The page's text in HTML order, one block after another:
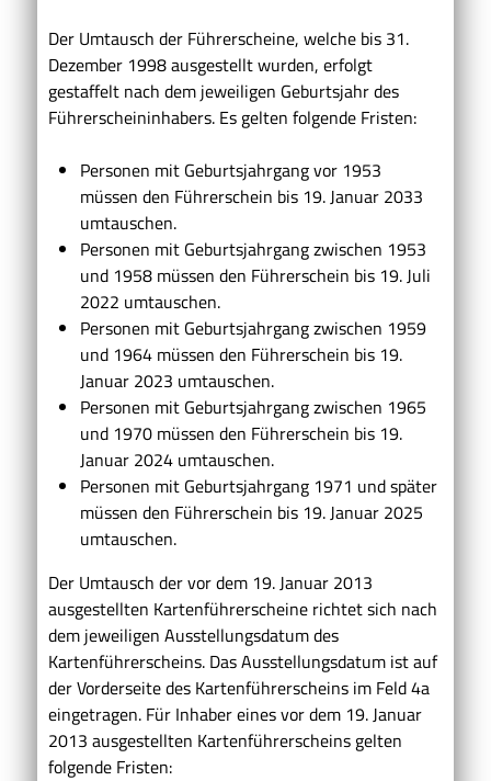
Der Umtausch der Führerscheine, welche bis 31.
Dezember 1998 ausgestellt wurden, erfolgt
gestaffelt nach dem jeweiligen Geburtsjahr des
Führerscheininhabers. Es gelten folgende Fristen:
Personen mit Geburtsjahrgang vor 1953
müssen den Führerschein bis 19. Januar 2033
umtauschen.
Personen mit Geburtsjahrgang zwischen 1953
und 1958 müssen den Führerschein bis 19. Juli
2022 umtauschen.
Personen mit Geburtsjahrgang zwischen 1959
und 1964 müssen den Führerschein bis 19.
Januar 2023 umtauschen.
Personen mit Geburtsjahrgang zwischen 1965
und 1970 müssen den Führerschein bis 19.
Januar 2024 umtauschen.
Personen mit Geburtsjahrgang 1971 und später
müssen den Führerschein bis 19. Januar 2025
umtauschen.
Der Umtausch der vor dem 19. Januar 2013
ausgestellten Kartenführerscheine richtet sich nach
dem jeweiligen Ausstellungsdatum des
Kartenführerscheins. Das Ausstellungsdatum ist auf
der Vorderseite des Kartenführerscheins im Feld 4a
eingetragen. Für Inhaber eines vor dem 19. Januar
2013 ausgestellten Kartenführerscheins gelten
folgende Fristen: